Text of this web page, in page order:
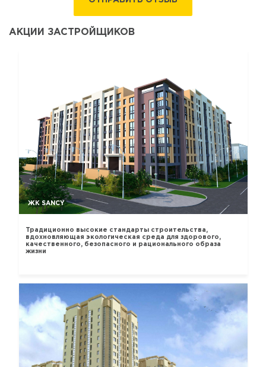
АКЦИИ ЗАСТРОЙЩИКОВ
ЖК SANCY
Традиционно высокие стандарты строительства,
вдохновляющая экологическая среда для здорового,
качественного, безопасного и рационального образа
жизни